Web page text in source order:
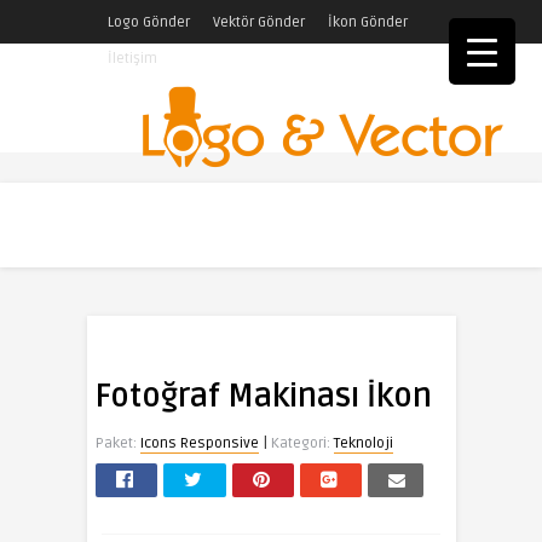
Logo Gönder Vektör Gönder
İkon Gönder
İletişim
Fotoğraf Makinası İkon
Paket: Icons Responsive | Kategori:Teknoloji